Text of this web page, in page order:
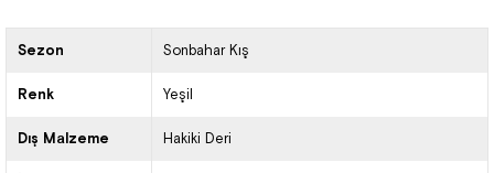
Sezon Sonbahar Kış
Renk Yeşil
Dış Malzeme Hakiki Deri